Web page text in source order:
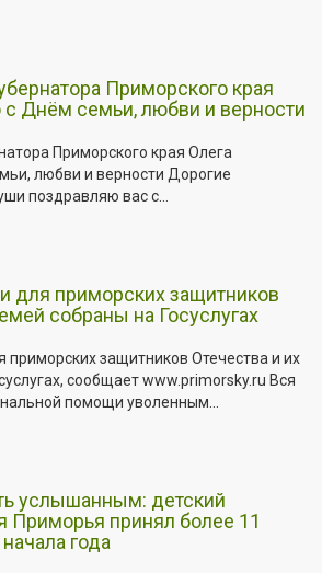
Приморского края
Днём семьи, любви и верности
Приморского края Олега
любви и верности Дорогие
поздравляю вас с...
приморских защитников
собраны на Госуслугах
защитников Отечества и их
сообщает www.primorsky.ru Вся
помощи уволенным...
услышанным: детский
Приморья принял более 11
года